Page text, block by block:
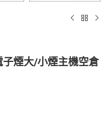
子煙大/小煙主機空倉